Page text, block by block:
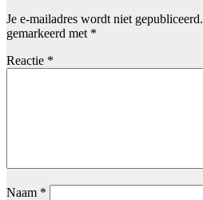
Je e-mailadres wordt niet gepubliceerd.
gemarkeerd met *
Reactie *
Naam *